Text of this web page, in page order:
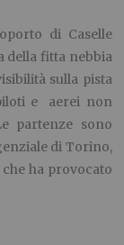
di Caselle
della fitta nebbia
sulla pista
e aerei non
partenze sono
di Torino,
ha provocato